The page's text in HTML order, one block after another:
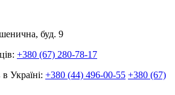
буд. 9
+380 (67) 280-78-17
Україні: +380 (44) 496-00-55 +380 (67)